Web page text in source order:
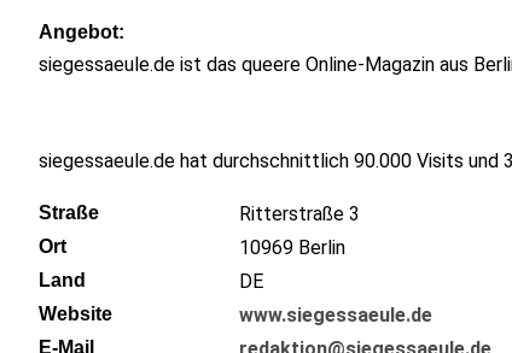
Angebot
siegessaeule.de ist das queere Online-Magazin aus
siegessaeule.de hat durchschnittlich 90.000 Visits und
Straße Ritterstraße 3
Ort 10969 Berlin
Land DE
Website www.siegessaeule.de
E-Mail